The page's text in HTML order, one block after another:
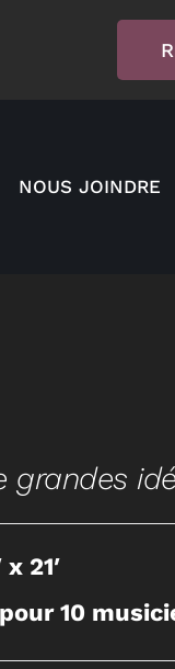
NOUS JOINDRE
grandes
x 21′
10